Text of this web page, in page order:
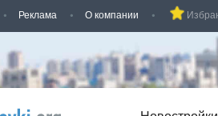
Реклама О компании